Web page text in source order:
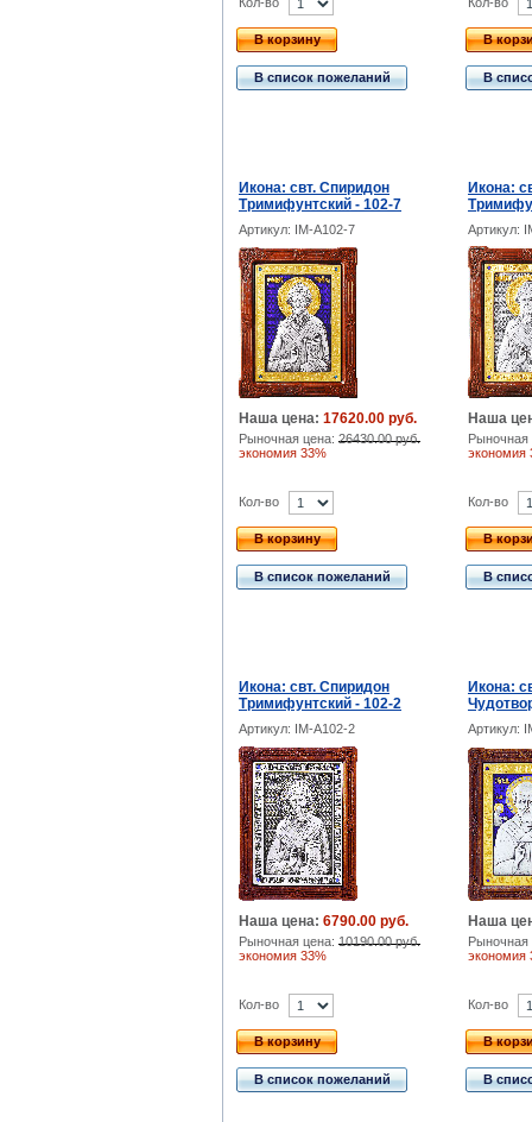
В корзину
В список пожеланий
В
В
Икона: свт. Спиридон
Тримифунтский - 102-7
Икона:
Артикул: IM-A102-7 Артикул:
Наша цена: 17620.00 руб.
Рыночная цена: 26430.00 руб.
экономия 33%
Наша
экономия
Кол-во
В корзину
В список пожеланий
Кол-во
В
В
Икона: свт. Спиридон
Тримифунтский - 102-2
Икона:
Артикул: IM-A102-2 Артикул:
Наша цена: 6790.00 руб.
Рыночная цена: 10190.00 руб.
экономия 33%
Наша
экономия
Кол-во
В корзину
В список пожеланий
Кол-во
В
В